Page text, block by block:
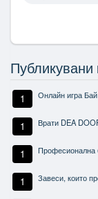
Публикувани
1 Онлайн игра
1 Врати DEA
1 Професионална
1 Завеси, които